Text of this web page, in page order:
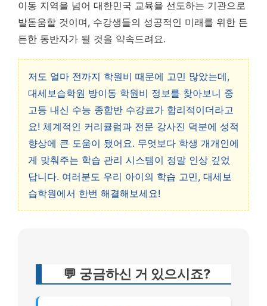
이동 지역을 넘어 대한민국 교육을 선도하는 기관으로
발돋움할 것이며, 수강생들의 성공적인 미래를 위한 든
든한 동반자가 될 것을 약속드려요.
저도 얼마 전까지 학원비 때문에 고민 많았는데,
대세보습학원 방이동 학원비 정보를 찾아보니 중
고등 내신 수능 종합반 수강료가 합리적이더라고
요! 체계적인 커리큘럼과 전문 강사진 덕분에 성적
향상에 큰 도움이 됐어요. 무엇보다 학생 개개인에
게 맞춰주는 학습 관리 시스템이 정말 인상 깊었
답니다. 여러분도 우리 아이의 학습 고민, 대세보
습학원에서 한번 해결해보세요!
💬 궁금하신 거 있으시죠?